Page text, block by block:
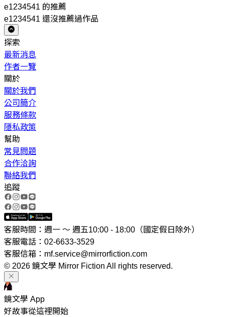
e1234541 的推薦
e1234541 還沒推薦過作品
探索
最新消息
作者一覽
關於
關於我們
公司簡介
服務條款
隱私政策
幫助
常見問題
合作洽詢
聯絡我們
追蹤
客服時間：週一 ～ 週五10:00 - 18:00（國定假日除外）
客服電話：02-6633-3529
客服信箱：mf.service@mirrorfiction.com
© 2026 鏡文學 Mirror Fiction All rights reserved.
鏡文學 App
好故事從這裡開始